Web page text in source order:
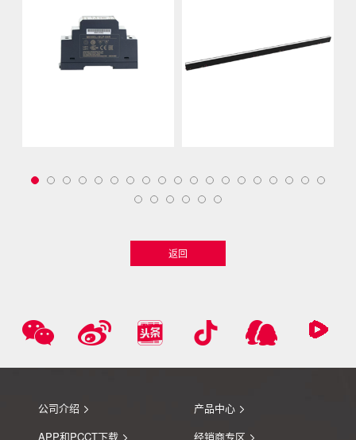
返回
公司介绍
产品中心
APP和PCCT下载
经销商专区